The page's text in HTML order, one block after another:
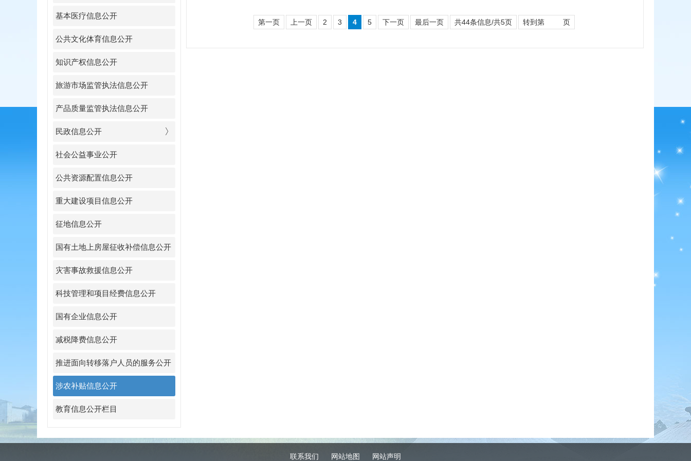
基本医疗信息公开
公共文化体育信息公开
知识产权信息公开
旅游市场监管执法信息公开
产品质量监管执法信息公开
民政信息公开
社会公益事业公开
公共资源配置信息公开
重大建设项目信息公开
征地信息公开
国有土地上房屋征收补偿信息公开
灾害事故救援信息公开
科技管理和项目经费信息公开
国有企业信息公开
减税降费信息公开
推进面向转移落户人员的服务公开
涉农补贴信息公开
教育信息公开栏目
第一页 上一页 2 3 4 5 下一页 最后一页 共44条信息/共5页 转到第 页
联系我们 网站地图 网站声明